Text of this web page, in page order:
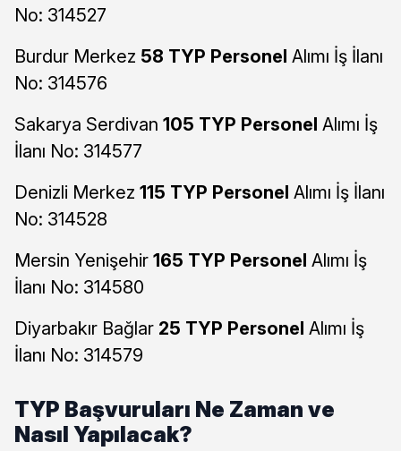
No: 314527
Burdur Merkez 58 TYP Personel Alımı İş İlanı
No: 314576
Sakarya Serdivan 105 TYP Personel Alımı İş
İlanı No: 314577
Denizli Merkez 115 TYP Personel Alımı İş İlanı
No: 314528
Mersin Yenişehir 165 TYP Personel Alımı İş
İlanı No: 314580
Diyarbakır Bağlar 25 TYP Personel Alımı İş
İlanı No: 314579
TYP Başvuruları Ne Zaman ve
Nasıl Yapılacak?